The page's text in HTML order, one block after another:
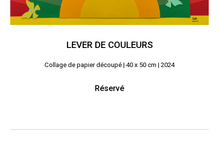
LEVER DE COULEURS
Collage de papier découpé | 40 x 50 cm | 2024
Réservé